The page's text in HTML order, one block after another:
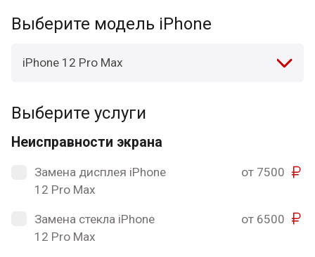
Выберите модель iPhone
iPhone 12 Pro Max
Выберите услуги
Неисправности экрана
Замена дисплея iPhone
12 Pro Max
от 7500
Замена стекла iPhone
12 Pro Max
от 6500